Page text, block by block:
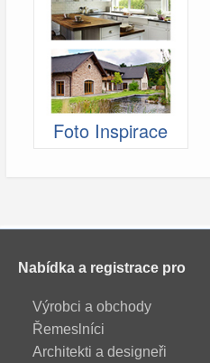
Foto Inspirace
Nabídka a registrace pro
Výrobci a obchody
Řemeslníci
Architekti a designeři